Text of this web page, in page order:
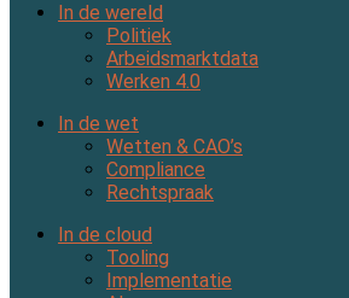
In de wereld
Politiek
Arbeidsmarktdata
Werken 4.0
In de wet
Wetten & CAO’s
Compliance
Rechtspraak
In de cloud
Tooling
Implementatie